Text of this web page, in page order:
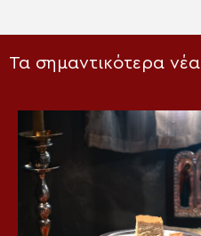
Τα σημαντικότερα νέα